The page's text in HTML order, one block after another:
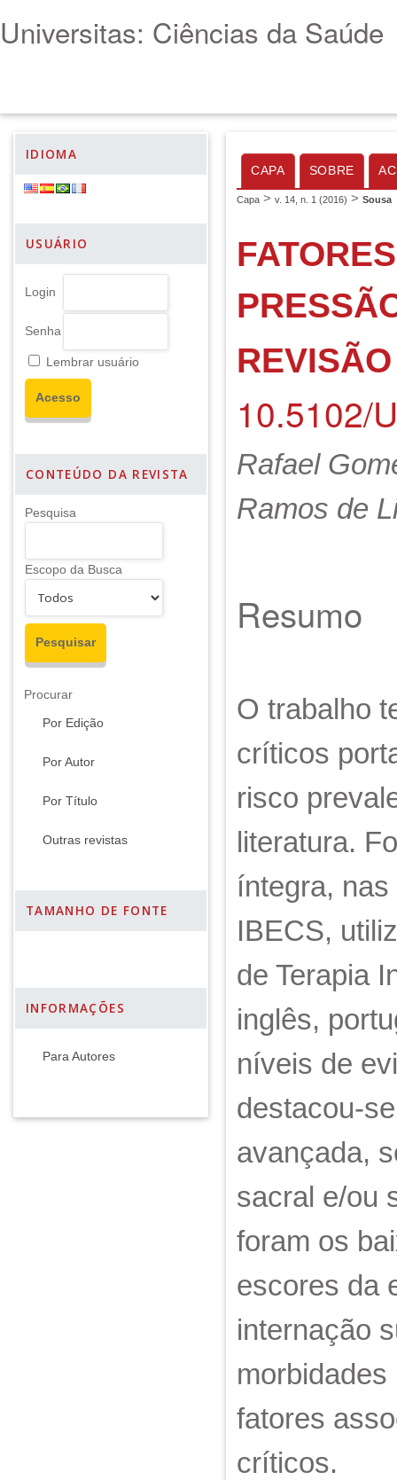
Universitas: Ciências da Saúde
IDIOMA
USUÁRIO
Login
Senha
Lembrar usuário
CONTEÚDO DA REVISTA
Pesquisa
Escopo da Busca
Procurar
Por Edição
Por Autor
Por Título
Outras revistas
TAMANHO DE FONTE
INFORMAÇÕES
Para Autores
CAPA SOBRE
Capa > v. 14, n. 1 (2016) > Sousa
10.5102/
Rafael
Ramos de
Resumo
O trabalho
críticos
risco
literatura.
íntegra,
IBECS,
de Terapia
inglês,
níveis de
destacou-
avançada,
sacral e/ou
foram os
escores da
internação
fatores
críticos.